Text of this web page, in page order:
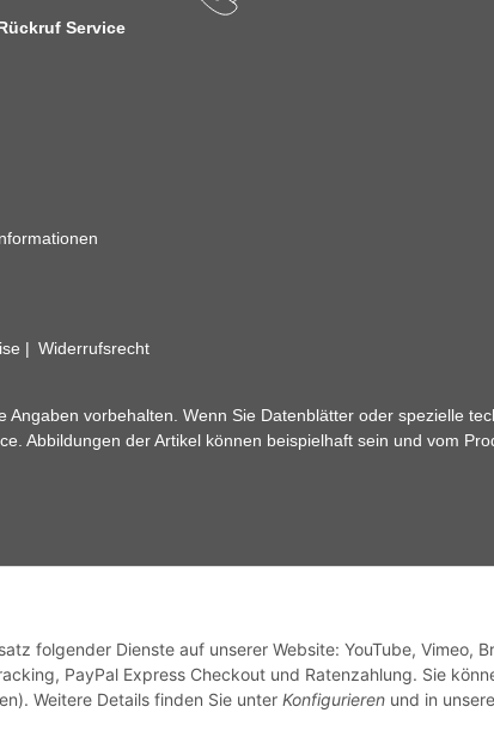
folgender Dienste auf unserer Website: YouTube, Vimeo,
PayPal Express Checkout und Ratenzahlung. Sie
Weitere Details finden Sie unter Konfigurieren und in
Service
Widerrufsrecht
vorbehalten. Wenn Sie Datenblätter oder spezielle
Abbildungen der Artikel können beispielhaft sein und vom